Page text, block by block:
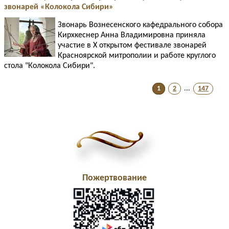
звонарей «Колокола Сибири»
Звонарь Вознесенского кафедрального собора
Кирхкеснер Анна Владимировна приняла
участие в X открытом фестивале звонарей
Красноярской митрополии и работе круглого
стола "Колокола Сибири".
1 2 ... 147
Пожертвование